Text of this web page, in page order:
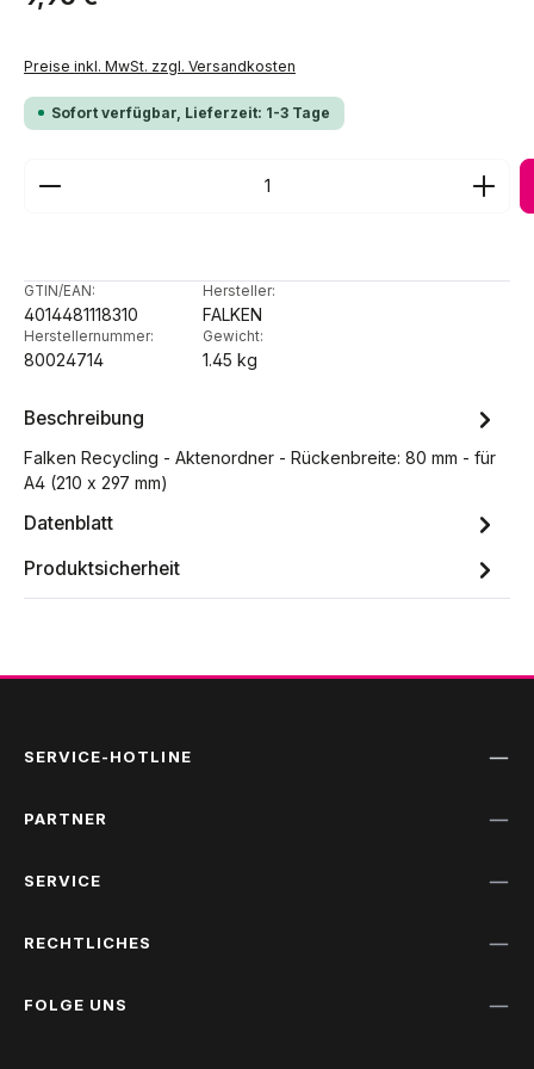
Preise inkl. MwSt. zzgl. Versandkosten
Sofort verfügbar, Lieferzeit: 1-3 Tage
Produkt Anzahl: Gib den gewünschten Wert ein
GTIN/EAN:
4014481118310
Hersteller:
FALKEN
Herstellernummer:
80024714
Gewicht:
1.45 kg
Beschreibung
Falken Recycling - Aktenordner - Rückenbreite: 80 mm - für
A4 (210 x 297 mm)
Datenblatt
Produktsicherheit
SERVICE-HOTLINE
PARTNER
SERVICE
RECHTLICHES
FOLGE UNS